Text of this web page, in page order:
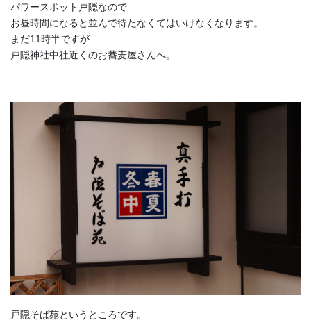
パワースポット戸隠なので
お昼時間になると並んで待たなくてはいけなくなります。
まだ11時半ですが
戸隠神社中社近くのお蕎麦屋さんへ。
戸隠そば苑というところです。